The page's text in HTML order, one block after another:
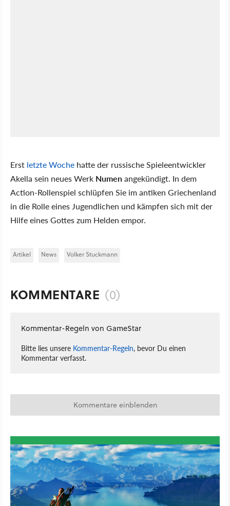
Erst letzte Woche hatte der russische Spieleentwickler
Akella sein neues Werk Numenangekündigt. In dem
Action-Rollenspiel schlüpfen Sie im antiken Griechenland
in die Rolle eines Jugendlichen und kämpfen sich mit der
Hilfe eines Gottes zum Helden empor.
Artikel News Volker Stuckmann
KOMMENTARE (0)
Kommentar-Regeln von GameStar
Bitte lies unsere Kommentar-Regeln, bevor Du einen
Kommentar verfasst.
Kommentare einblenden